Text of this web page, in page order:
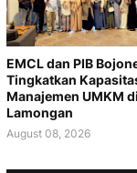
EMCL dan PIB
Tingkatkan
Manajemen UMKM di
Lamongan
August 08, 2026